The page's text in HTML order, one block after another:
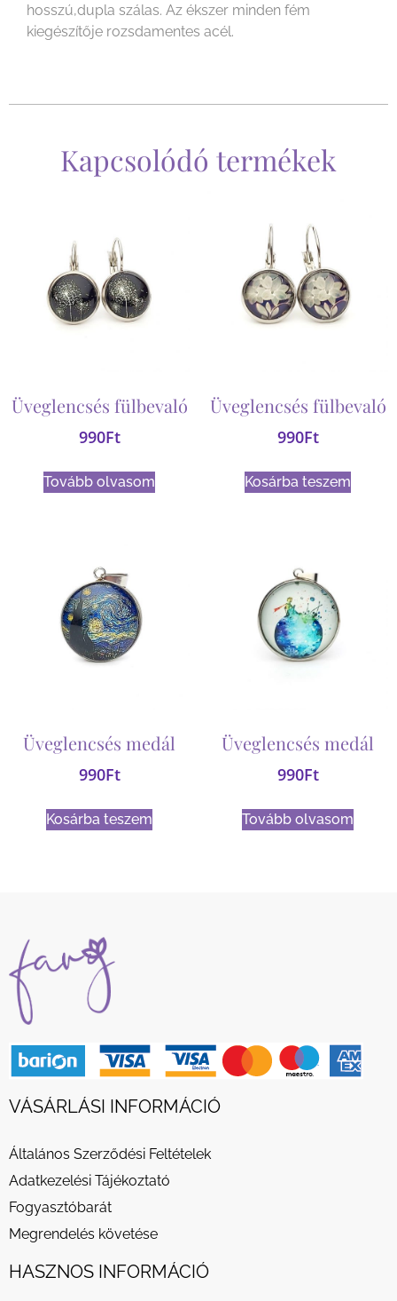
hosszú,dupla szálas. Az ékszer minden fém
kiegészítője rozsdamentes acél.
Kapcsolódó termékek
Üveglencsés fülbevaló
990Ft
Tovább olvasom
Üveglencsés fülbevaló
990Ft
Kosárba teszem
Üveglencsés medál
990Ft
Kosárba teszem
Üveglencsés medál
990Ft
Tovább olvasom
VÁSÁRLÁSI INFORMÁCIÓ
Általános Szerződési Feltételek
Adatkezelési Tájékoztató
Fogyasztóbarát
Megrendelés követése
HASZNOS INFORMÁCIÓ